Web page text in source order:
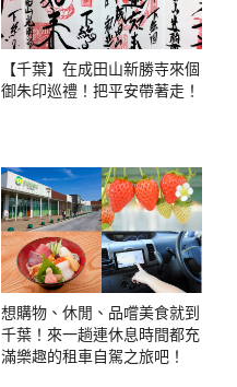
【千葉】在成田山新勝寺來個
御朱印巡禮！把平安帶著走！
想購物、休閒、品嚐美食就到
千葉！來一趟連休息時間都充
滿樂趣的租車自駕之旅吧！